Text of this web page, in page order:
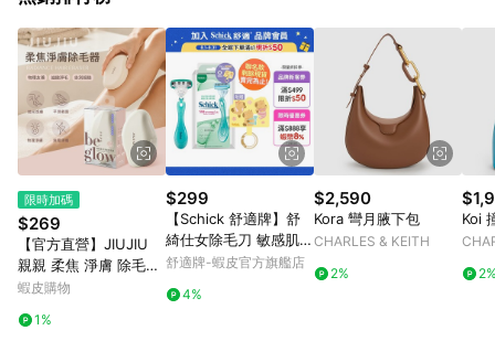
限時加碼
$269
【官方直營】JIUJIU
親親 柔焦 淨膚 除毛器
1入 修毛器 刮毛器 女
除毛 DS031152
蝦皮購物
1%
$299
【Schick 舒適牌】舒
綺仕女除毛刀 敏感肌用
(1刀把2刀片)(卡皮巴拉
舒適牌-蝦皮官方旗艦店
4%
$2,590
Kora 彎月腋下包
CHARLES & KEITH
2%
Koi